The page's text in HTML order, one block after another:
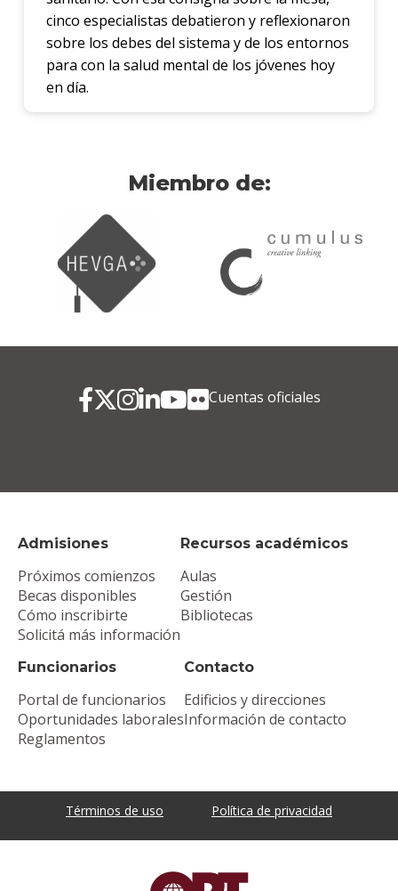
cinco especialistas debatieron y reflexionaron
sobre los debes del sistema y de los entornos
para con la salud mental de los jóvenes hoy
en día.
Miembro de:
Admisiones
Próximos comienzos
Becas disponibles
Cómo inscribirte
Solicitá más información
Recursos académicos
Aulas
Gestión
Bibliotecas
Funcionarios
Portal de funcionarios
Oportunidades laborales
Reglamentos
Contacto
Edificios y direcciones
Información de contacto
Cuentas oficiales
Términos de uso Política de privacidad